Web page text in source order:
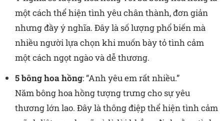
một cách thể hiện tình yêu chân thành, đơn giản
nhưng đầy ý nghĩa. Đây là số lượng phổ biến mà
nhiều người lựa chọn khi muốn bày tỏ tình cảm
một cách ngọt ngào và dễ thương.
5 bông hoa hồng: “Anh yêu em rất nhiều.”
Năm bông hoa hồng tượng trưng cho sự yêu
thương lớn lao. Đây là thông điệp thể hiện tình cảm